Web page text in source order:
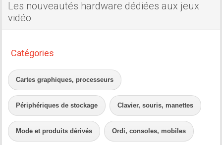
Les nouveautés hardware dédiées aux jeux
vidéo
Catégories
Cartes graphiques, processeurs
Périphériques de stockage Clavier, souris, manettes
Mode et produits dérivés Ordi, consoles, mobiles